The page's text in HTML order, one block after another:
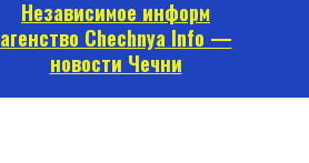
Независимое информ
агенство Chechnya Info —
новости Чечни